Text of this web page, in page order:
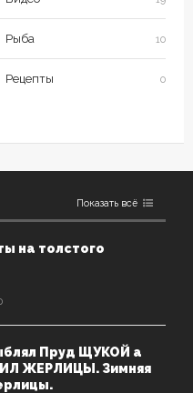
Рыба 10
Рецепты 0
Показать всё
на толстого
Пруд ЩУКОЙ а
ЖЕРЛИЦЫ. Зимняя